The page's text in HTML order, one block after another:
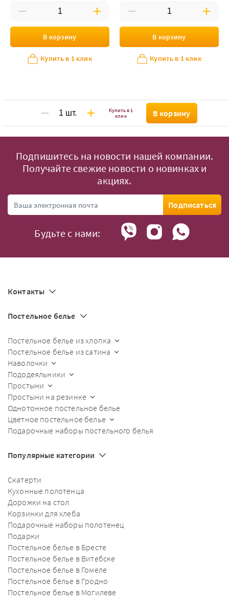
В корзину
Купить в 1 клик
В корзину
Купить в 1 клик
Купить в 1
клик
В корзину
Подпишитесь на новости нашей компании.
Получайте свежие новости о новинках и
акциях.
Подписаться
Будьте с нами:
Контакты
Постельное белье
Постельное белье из хлопка
Постельное белье из сатина
Наволочки
Пододеяльники
Простыни
Простыни на резинке
Однотонное постельное белье
Цветное постельное белье
Подарочные наборы постельного белья
Популярные категории
Скатерти
Кухонные полотенца
Дорожки на стол
Корзинки для хлеба
Подарочные наборы полотенец
Подарки
Постельное белье в Бресте
Постельное белье в Витебске
Постельное белье в Гомеле
Постельное белье в Гродно
Постельное белье в Могилеве